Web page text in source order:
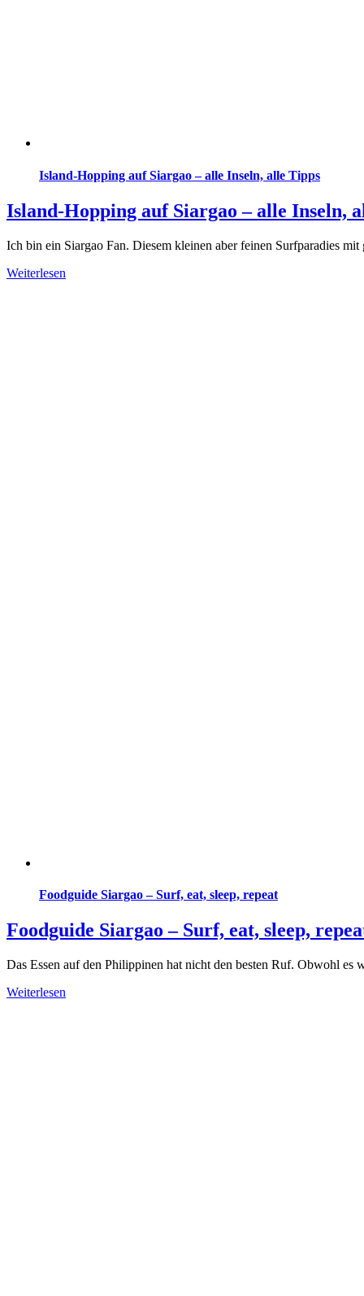
Island-Hopping auf Siargao – alle Inseln, alle Tipps
Island-Hopping auf Siargao – alle Inseln,
Ich bin ein Siargao Fan. Diesem kleinen aber feinen Surfparadies
Weiterlesen
Foodguide Siargao – Surf, eat, sleep, repeat
Foodguide Siargao – Surf, eat, sleep,
Das Essen auf den Philippinen hat nicht den besten Ruf. Obwohl
Weiterlesen